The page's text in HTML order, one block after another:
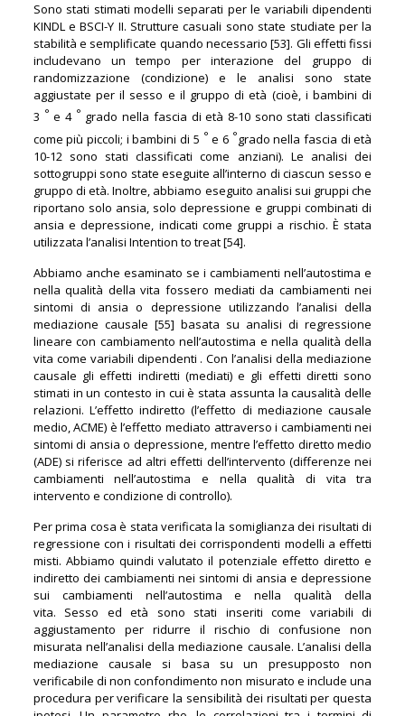
Sono stati stimati modelli separati per le variabili dipendenti
KINDL e BSCI-Y II. Strutture casuali sono state studiate per la
stabilità e semplificate quando necessario [53]. Gli effetti fissi
includevano un tempo per interazione del gruppo di
randomizzazione (condizione) e le analisi sono state
aggiustate per il sesso e il gruppo di età (cioè, i bambini di
3 ° e 4 ° grado nella fascia di età 8-10 sono stati classificati
come più piccoli; i bambini di 5 ° e 6 °grado nella fascia di età
10-12 sono stati classificati come anziani). Le analisi dei
sottogruppi sono state eseguite all’interno di ciascun sesso e
gruppo di età. Inoltre, abbiamo eseguito analisi sui gruppi che
riportano solo ansia, solo depressione e gruppi combinati di
ansia e depressione, indicati come gruppi a rischio. È stata
utilizzata l’analisi Intention to treat [54].
Abbiamo anche esaminato se i cambiamenti nell’autostima e
nella qualità della vita fossero mediati da cambiamenti nei
sintomi di ansia o depressione utilizzando l’analisi della
mediazione causale [55] basata su analisi di regressione
lineare con cambiamento nell’autostima e nella qualità della
vita come variabili dipendenti . Con l’analisi della mediazione
causale gli effetti indiretti (mediati) e gli effetti diretti sono
stimati in un contesto in cui è stata assunta la causalità delle
relazioni. L’effetto indiretto (l’effetto di mediazione causale
medio, ACME) è l’effetto mediato attraverso i cambiamenti nei
sintomi di ansia o depressione, mentre l’effetto diretto medio
(ADE) si riferisce ad altri effetti dell’intervento (differenze nei
cambiamenti nell’autostima e nella qualità di vita tra
intervento e condizione di controllo).
Per prima cosa è stata verificata la somiglianza dei risultati di
regressione con i risultati dei corrispondenti modelli a effetti
misti. Abbiamo quindi valutato il potenziale effetto diretto e
indiretto dei cambiamenti nei sintomi di ansia e depressione
sui cambiamenti nell’autostima e nella qualità della
vita. Sesso ed età sono stati inseriti come variabili di
aggiustamento per ridurre il rischio di confusione non
misurata nell’analisi della mediazione causale. L’analisi della
mediazione causale si basa su un presupposto non
verificabile di non confondimento non misurato e include una
procedura per verificare la sensibilità dei risultati per questa